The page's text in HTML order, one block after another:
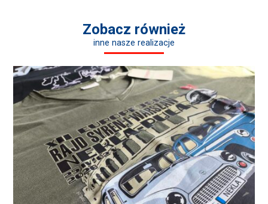
Zobacz również
inne nasze realizacje